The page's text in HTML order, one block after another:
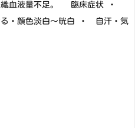
織血液量不足。 臨床症状 ・
る・顔色淡白～晄白 ・ 自汗・気